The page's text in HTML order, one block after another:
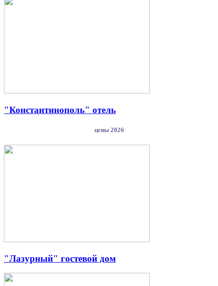
"Константинополь" отель
цены 2026
"Лазурный" гостевой дом